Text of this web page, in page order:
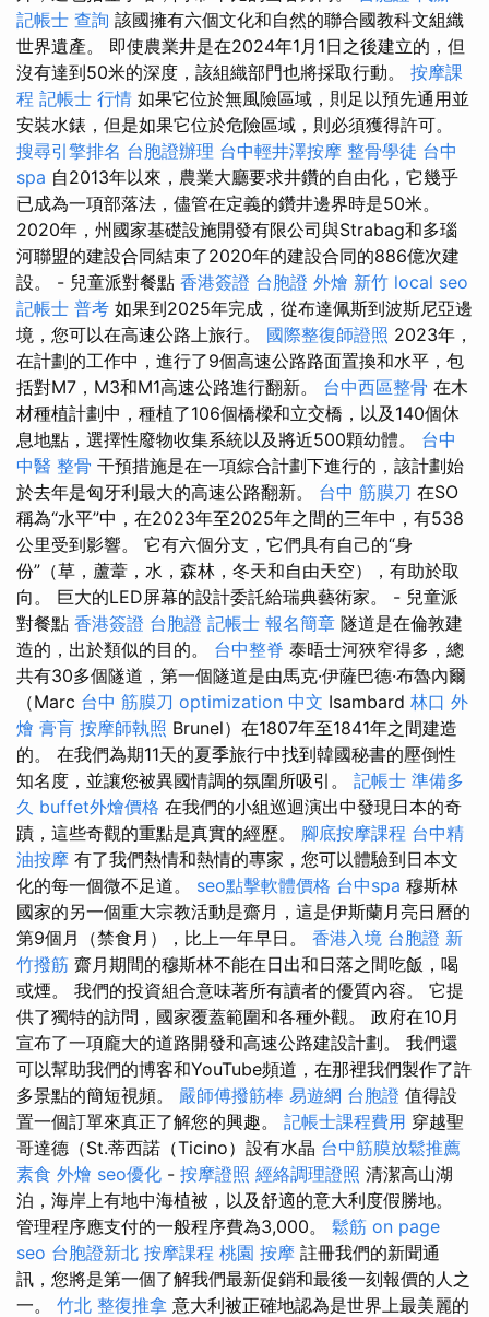
記帳士 查詢 該國擁有六個文化和自然的聯合國教科文組織
世界遺產。 即使農業井是在2024年1月1日之後建立的，但
沒有達到50米的深度，該組織部門也將採取行動。 按摩課
程 記帳士 行情 如果它位於無風險區域，則足以預先通用並
安裝水錶，但是如果它位於危險區域，則必須獲得許可。
搜尋引擎排名 台胞證辦理 台中輕井澤按摩 整骨學徒 台中
spa 自2013年以來，農業大廳要求井鑽的自由化，它幾乎
已成為一項部落法，儘管在定義的鑽井邊界時是50米。
2020年，州國家基礎設施開發有限公司與Strabag和多瑙
河聯盟的建設合同結束了2020年的建設合同的886億次建
設。 - 兒童派對餐點 香港簽證 台胞證 外燴 新竹 local seo
記帳士 普考 如果到2025年完成，從布達佩斯到波斯尼亞邊
境，您可以在高速公路上旅行。 國際整復師證照 2023年，
在計劃的工作中，進行了9個高速公路路面置換和水平，包
括對M7，M3和M1高速公路進行翻新。 台中西區整骨 在木
材種植計劃中，種植了106個橋樑和立交橋，以及140個休
息地點，選擇性廢物收集系統以及將近500顆幼體。 台中
中醫 整骨 干預措施是在一項綜合計劃下進行的，該計劃始
於去年是匈牙利最大的高速公路翻新。 台中 筋膜刀 在SO
稱為“水平”中，在2023年至2025年之間的三年中，有538
公里受到影響。 它有六個分支，它們具有自己的“身
份”（草，蘆葦，水，森林，冬天和自由天空），有助於取
向。 巨大的LED屏幕的設計委託給瑞典藝術家。 - 兒童派
對餐點 香港簽證 台胞證 記帳士 報名簡章 隧道是在倫敦建
造的，出於類似的目的。 台中整脊 泰晤士河狹窄得多，總
共有30多個隧道，第一個隧道是由馬克·伊薩巴德·布魯內爾
（Marc 台中 筋膜刀 optimization 中文 Isambard 林口 外
燴 膏肓 按摩師執照 Brunel）在1807年至1841年之間建造
的。 在我們為期11天的夏季旅行中找到韓國秘書的壓倒性
知名度，並讓您被異國情調的氛圍所吸引。 記帳士 準備多
久 buffet外燴價格 在我們的小組巡迴演出中發現日本的奇
蹟，這些奇觀的重點是真實的經歷。 腳底按摩課程 台中精
油按摩 有了我們熱情和熱情的專家，您可以體驗到日本文
化的每一個微不足道。 seo點擊軟體價格 台中spa 穆斯林
國家的另一個重大宗教活動是齋月，這是伊斯蘭月亮日曆的
第9個月（禁食月），比上一年早日。 香港入境 台胞證 新
竹撥筋 齋月期間的穆斯林不能在日出和日落之間吃飯，喝
或煙。 我們的投資組合意味著所有讀者的優質內容。 它提
供了獨特的訪問，國家覆蓋範圍和各種外觀。 政府在10月
宣布了一項龐大的道路開發和高速公路建設計劃。 我們還
可以幫助我們的博客和YouTube頻道，在那裡我們製作了許
多景點的簡短視頻。 嚴師傅撥筋棒 易遊網 台胞證 值得設
置一個訂單來真正了解您的興趣。 記帳士課程費用 穿越聖
哥達德（St.蒂西諾（Ticino）設有水晶 台中筋膜放鬆推薦
素食 外燴 seo優化 - 按摩證照 經絡調理證照 清潔高山湖
泊，海岸上有地中海植被，以及舒適的意大利度假勝地。
管理程序應支付的一般程序費為3,000。 鬆筋 on page
seo 台胞證新北 按摩課程 桃園 按摩 註冊我們的新聞通
訊，您將是第一個了解我們最新促銷和最後一刻報價的人之
一。 竹北 整復推拿 意大利被正確地認為是世界上最美麗的